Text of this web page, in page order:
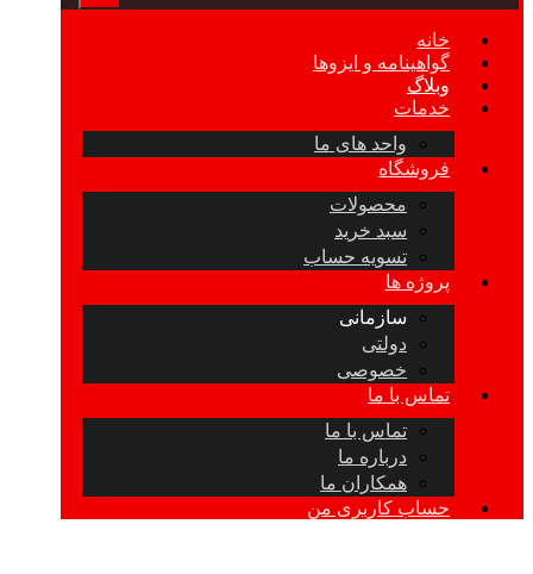
خانه
گواهینامه و ایزوها
وبلاگ
خدمات
واحد های ما
فروشگاه
محصولات
سبد خرید
تسویه حساب
پروژه ها
سازمانی
دولتی
خصوصی
تماس با ما
تماس با ما
درباره ما
همکاران ما
حساب کاربری من